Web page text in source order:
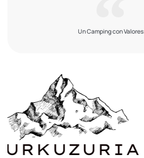
Un Camping con Valores